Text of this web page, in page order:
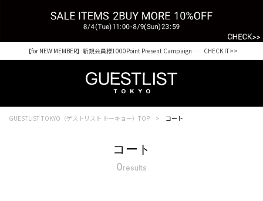
Shopping from outside Japan? Visit our Global Site here. >>
【for NEW MEMBER】新規会員様1000Point Present Campaign CHECK IT>>
GUESTLIST TOKYO（ゲストリスト トーキョー）TOP コート
コート
0results